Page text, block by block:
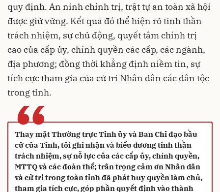
quy định. An ninh chính trị, trật tự an toàn xã hội
được giữ vững. Kết quả đó thể hiện rõ tinh thần
trách nhiệm, sự chủ động, quyết tâm chính trị
cao của cấp ủy, chính quyền các cấp, các ngành,
địa phương; đồng thời khẳng định niềm tin, sự
tích cực tham gia của cử tri Nhân dân các dân tộc
trong tỉnh.
“
Thay mặt Thường trực Tỉnh ủy và Ban Chỉ đạo bầu
cử của Tỉnh, tôi ghi nhận và biểu dương tinh thần
trách nhiệm, sự nỗ lực của các cấp ủy, chính quyền,
MTTQ và các đoàn thể; trân trọng cảm ơn Nhân dân
và cử tri trong toàn tỉnh đã phát huy quyền làm chủ,
tham gia tích cực, góp phần quyết định vào thành